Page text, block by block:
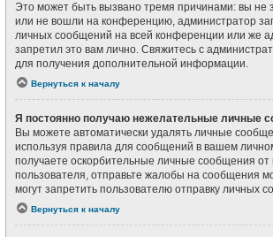
Это может быть вызвано тремя причинами: вы не
или не вошли на конференцию, администратор
личных сообщений на всей конференции или же
запретил это вам лично. Свяжитесь с
для получения дополнительной информации.
Вернуться к началу
Я постоянно получаю нежелательные личные
Вы можете автоматически удалять личные
используя правила для сообщений в вашем
получаете оскорбительные личные сообщения от
пользователя, отправьте жалобы на сообщения
могут запретить пользователю отправку личных
Вернуться к началу